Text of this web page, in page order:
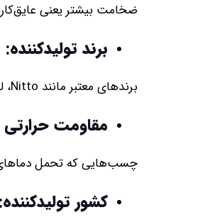
ضخامت بیشتر یعنی
برند تولیدکننده:
برندهای معتبر مانند Nitto، لگراند یا تیسه معمولاً کیفیت چسبندگی و دوام بیشتری ارائه می‌دهند.
مقاومت حرارتی
چسب‌هایی که تحمل دماهای بالا (۸۰ تا ۹۰ درجه) را دارند، برای محیط‌های صنعتی مناسب‌ترند و از
کشور تولیدکننده: